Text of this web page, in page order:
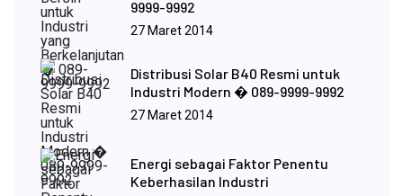
9999-9992
27 Maret 2014
Distribusi Solar B40 Resmi untuk
Industri Modern � 089-9999-9992
27 Maret 2014
Energi sebagai Faktor Penentu
Keberhasilan Industri